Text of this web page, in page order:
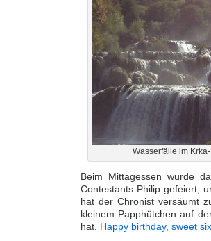
Wasserfälle im
Beim Mittagessen wurde
Contestants Philip gefeiert,
hat der Chronist versäumt
kleinem Papphütchen auf
hat. Happy birthday, sweet